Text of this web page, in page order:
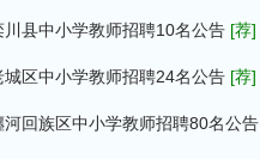
县中小学教师招聘10名公告 [荐]
区中小学教师招聘24名公告 [荐]
回族区中小学教师招聘80名公告